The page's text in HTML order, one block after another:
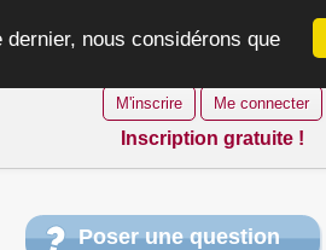
nous considérons que
M'inscrire Me connecter
Inscription gratuite !
Poser une question